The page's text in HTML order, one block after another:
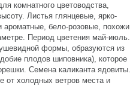
комнатного цветоводства,
Листья глянцевые, ярко-
бело-розовые, похожи
Период цветения май-июль.
формы, образуются из
плодов шиповника), которое
Семена каликанта ядовиты.
от холодных ветров места и